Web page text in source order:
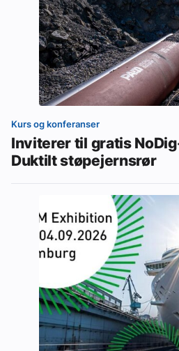
Kurs og konferanser
Inviterer til gratis
Duktilt støpejernsrør